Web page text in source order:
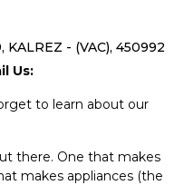
- (VAC), 450992
Us:
to learn about our
there. One that makes
makes appliances (the